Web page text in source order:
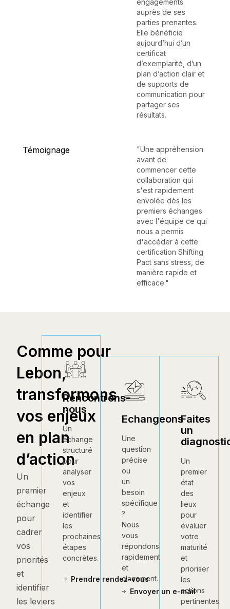
engagements
auprès de ses
parties prenantes.
Elle bénéficie
aujourd’hui d’un
certificat
d’exemplarité, d’un
plan d’action clair et
de supports de
communication pour
partager ses
résultats.
Témoignage
"Une appréhension
avant de
commencer cette
collaboration qui
s'est rapidement
envolée dès les
premiers échanges
avec l'équipe ce qui
nous a permis
d'accéder à cette
certification Shifting
Pact sans stress, de
manière rapide et
efficace."
Comme pour
Lebon,
transformons
vos enjeux
en plan
d’action
Un
premier
échange
pour
cadrer
vos
priorités
et
identifier
les leviers
Rencontrons-
nous
Un
échange
structuré
pour
analyser
vos
enjeux
et
identifier
les
prochaines
étapes
concrètes.
Prendre rendez-vous
Echangeons
Une
question
précise
ou
un
besoin
spécifique
?
Nous
vous
répondons
rapidement
et
clairement.
Envoyer un e-mail
Faites
un
Un
premier
état
des
lieux
pour
évaluer
votre
maturité
et
prioriser
les
actions
pertinentes.